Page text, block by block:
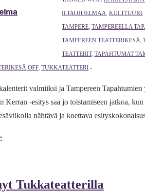
ILTAOHJELMAA, KULTTUURI,
TAMPERE, TAMPEREELLA
TAMPEREEN TEATTERIKESÄ,
TEATTERIT, TAPAHTUMAT
OFF, TUKKATEATTERI
valmiiksi ja Tampereen Tapahtumien
-esitys saa jo toistamiseen jatkoa,
nähtävä ja koettava
Tukkateatterilla